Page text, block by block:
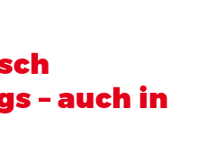
– auch in